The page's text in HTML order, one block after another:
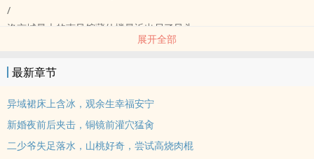
/
洛京城最大的南风馆藏仙楼最近出尽了风头
先是三元及第的状元郎声势浩大的迎娶了楼内魁首玉笙
达官贵人娶花楼魁首这样的事可不多见，何况是这样不藏着掖着的，
众人齐齐盯着这两家的动向，最后却发现根本没有热闹可看
1.
顾怀礼X玉笙
展开全部
最新章节
异域裙床上含冰，观余生幸福安宁
新婚夜前后夹击，铜镜前灌穴猛‌‎肏‌‌
二少爷失足落水，山桃好奇，尝试高烧‌肉‌‍棍‍